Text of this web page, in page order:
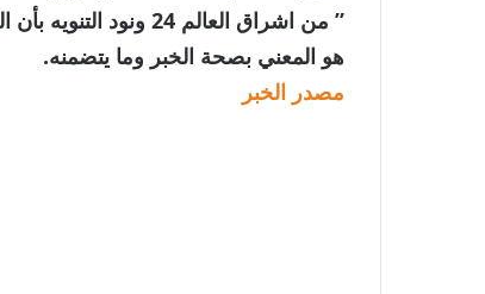
” من اشراق العالم
هو المعني بصحة الخبر وما يتضمنه.
مصدر الخبر